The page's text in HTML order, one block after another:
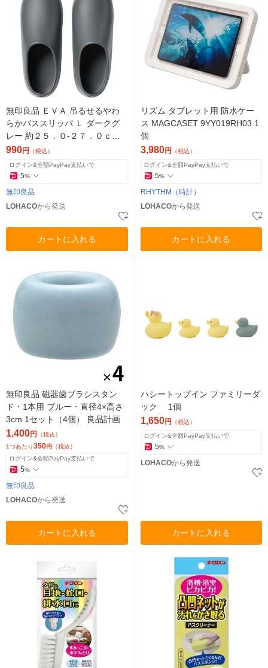
無印良品 ＥＶＡ 吊るせるやわ
らかバススリッパ Ｌ ダークグ
レー 約２５．０‐２７．０ｃｍ
良品計画
990円 （税込）
ログイン&全額PayPay支払いで
5%
無印良品
LOHACOから発送
カートに入れる
リズム タブレット用 防水ケー
ス MAGCASET 9YY019RH03 1
個
3,980円 （税込）
ログイン&全額PayPay支払いで
5%
RHYTHM（時計）
LOHACOから発送
カートに入れる
無印良品 磁器歯ブラシスタン
ド・1本用 ブルー・直径4×高さ
3cm 1セット（4個） 良品計画
1,400円
（税込）
1つあたり350円 （税込）
ログイン&全額PayPay支払いで
5%
無印良品
LOHACOから発送
カートに入れる
ハシートップイン ファミリーダ
ック 1個
1,650円 （税込）
ログイン&全額PayPay支払いで
5%
LOHACOから発送
カートに入れる